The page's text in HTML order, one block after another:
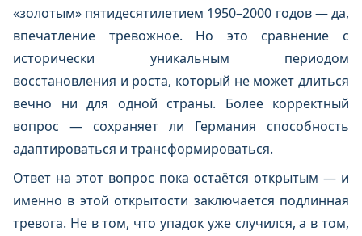
«золотым» пятидесятилетием 1950–2000 годов — да,
впечатление тревожное. Но это сравнение с
исторически уникальным периодом
восстановления и роста, который не может длиться
вечно ни для одной страны. Более корректный
вопрос — сохраняет ли Германия способность
адаптироваться и трансформироваться.
Ответ на этот вопрос пока остаётся открытым — и
именно в этой открытости заключается подлинная
тревога. Не в том, что упадок уже случился, а в том,